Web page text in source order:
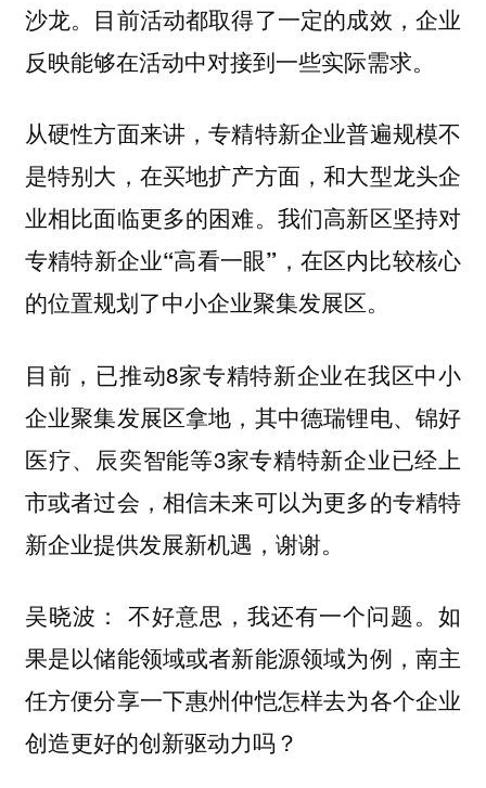
沙龙。目前活动都取得了一定的成效，企业
反映能够在活动中对接到一些实际需求。
从硬性方面来讲，专精特新企业普遍规模不
是特别大，在买地扩产方面，和大型龙头企
业相比面临更多的困难。 我们高新区坚持对
专精特新企业“高看一眼”，在区内比较核心
的位置规划了中小企业聚集发展区。
目前，已推动8家专精特新企业在我区中小
企业聚集发展区拿地，其中德瑞锂电、锦好
医疗、辰奕智能等3家专精特新企业已经上
市或者过会，相信未来可以为更多的专精特
新企业提供发展新机遇，谢谢。
吴晓波： 不好意思，我还有一个问题。如
果是以储能领域或者新能源领域为例，南主
任方便分享一下惠州仲恺怎样去为各个企业
创造更好的创新驱动力吗？